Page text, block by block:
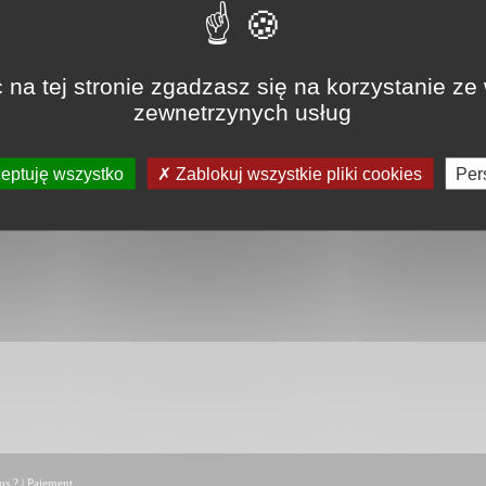
rozmiar wloski brodzik - xl... brodzik prysznicowy xxl na
? | Paiement
na tej stronie zgadzasz się na korzystanie ze
zewnetrzynych usług
wszystko Zablokuj wszystkie pliki cookies